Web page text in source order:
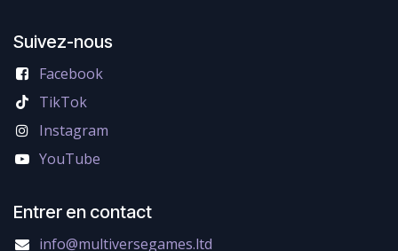
Suivez-nous
Facebook
TikTok
Instagram
YouTube
Entrer en contact
info@multiversegames.ltd